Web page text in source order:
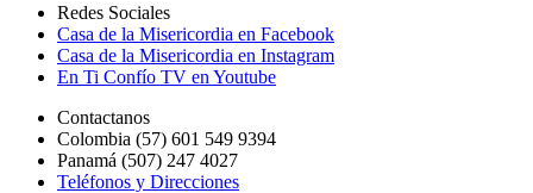
Redes Sociales
Casa de la Misericordia en Facebook
Casa de la Misericordia en Instagram
En Ti Confío TV en Youtube
Contactanos
Colombia (57) 601 549 9394
Panamá (507) 247 4027
Teléfonos y Direcciones